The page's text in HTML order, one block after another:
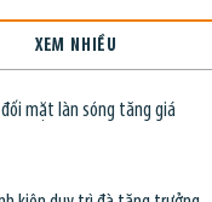
XEM NHIỀU
đối mặt làn sóng tăng giá